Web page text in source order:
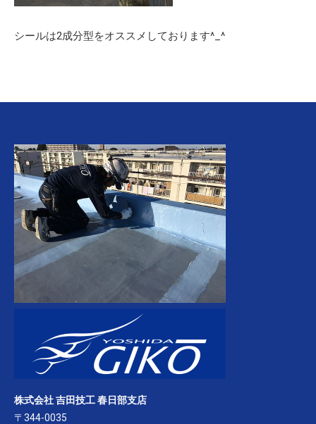
シールは2成分型をオススメしております^_^
株式会社 吉田技工 春日部支店
〒344-0035